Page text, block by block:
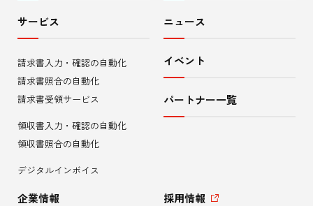
内
メ
ニ
ュ
ー
サービス
請求書入力・確認の自動化
請求書照合の自動化
請求書受領サービス
領収書入力・確認の自動化
領収書照合の自動化
デジタルインボイス
ニュース
イベント
パートナー一覧
企業情報 採用情報